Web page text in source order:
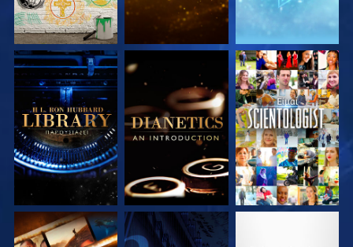
ΕΞΕΡΕΥΝΗΣΤΕ ΤΗ
ΣΕΙΡΑ
ΕΞΕΡΕΥΝΗΣΤΕ ΤΗ
ΣΕΙΡΑ
ΠΑΡΑΚΟΛΟΥΘΗΣΤΕ